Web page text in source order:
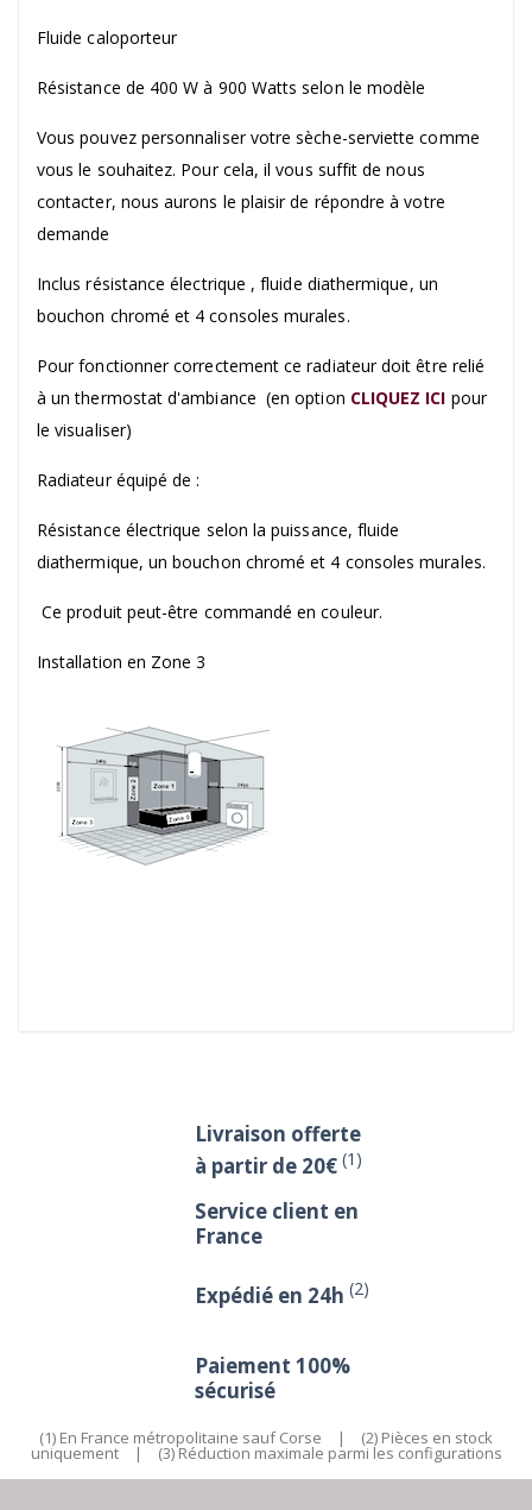
Fluide caloporteur
Résistance de 400 W à 900 Watts selon le modèle
Vous pouvez personnaliser votre sèche-serviette comme
vous le souhaitez. Pour cela, il vous suffit de nous
contacter, nous aurons le plaisir de répondre à votre
demande
Inclus résistance électrique , fluide diathermique, un
bouchon chromé et 4 consoles murales.
Pour fonctionner correctement ce radiateur doit être relié
à un thermostat d'ambiance (en option CLIQUEZ ICI pour
le visualiser)
Radiateur équipé de :
Résistance électrique selon la puissance, fluide
diathermique, un bouchon chromé et 4 consoles murales.
Ce produit peut-être commandé en couleur.
Installation en Zone 3
Livraison offerte
à partir de 20€ (1)
Service client en
France
Expédié en 24h (2)
Paiement 100%
sécurisé
(1) En France métropolitaine sauf Corse | (2) Pièces en stock
uniquement | (3) Réduction maximale parmi les configurations